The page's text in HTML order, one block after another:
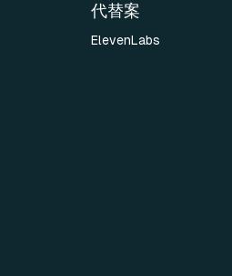
代替案
ElevenLabs